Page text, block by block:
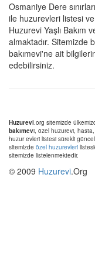
Osmaniye Dere
ile huzurevleri listesi
Huzurevi Yaşlı Bakım
almaktadır. Sitemizde
bakımevi'ne ait
edebilirsiniz.
Huzurevi.org sitemizde
bakımevi, özel huzurevi, hasta,
huzur evleri listesi sürekli
sitemizde özel huzurevleri
sitemizde listelenmektedir.
© 2009 Huzurevi.Org